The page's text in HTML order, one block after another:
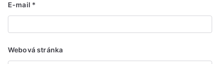
E-mail *
Webová stránka